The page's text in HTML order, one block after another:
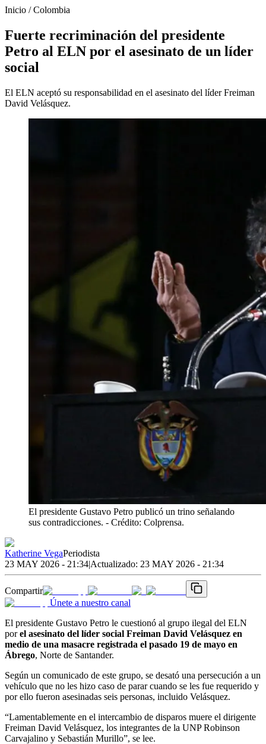
Inicio /Colombia
Fuerte recriminación del presidente
Petro al ELN por el asesinato de un líder
social
El ELN aceptó su responsabilidad en el asesinato del líder Freiman
David Velásquez.
El presidente Gustavo Petro publicó un trino señalando
sus contradicciones. - Crédito: Colprensa.
Katherine VegaPeriodista
23 MAY 2026 - 21:34|Actualizado: 23 MAY 2026 - 21:34
Compartir
Únete a nuestro canal
El presidente Gustavo Petro le cuestionó al grupo ilegal del ELN
porel asesinato del líder social Freiman David Velásquez en
medio de una masacre registrada el pasado 19 de mayo en
Ábrego, Norte de Santander.
Según un comunicado de este grupo, se desató una persecución a un
vehículo que no les hizo caso de parar cuando se les fue requerido y
por ello fueron asesinadas seis personas, incluido Velásquez.
“Lamentablemente en el intercambio de disparos muere el dirigente
Freiman David Velásquez, los integrantes de la UNP Robinson
Carvajalino y Sebastián Murillo”, se lee.